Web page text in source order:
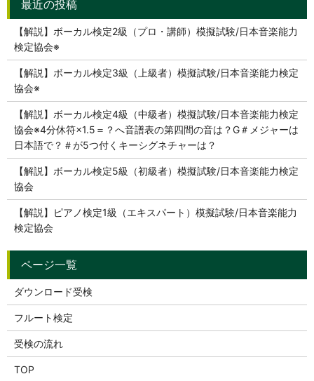
【解説】ボーカル検定2級（プロ・講師）模擬試験/日本音楽能力
検定協会※
【解説】ボーカル検定3級（上級者）模擬試験/日本音楽能力検定
協会※
【解説】ボーカル検定4級（中級者）模擬試験/日本音楽能力検定
協会※4分休符×1.5＝？へ音譜表の第四間の音は？G＃メジャーは
日本語で？＃が5つ付くキーシグネチャーは？
【解説】ボーカル検定5級（初級者）模擬試験/日本音楽能力検定
協会
【解説】ピアノ検定1級（エキスパート）模擬試験/日本音楽能力
検定協会
ダウンロード受検
フルート検定
受検の流れ
TOP